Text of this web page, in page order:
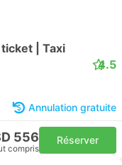
| Taxi
4.5
Annulation gratuite
556
compris
Réserver